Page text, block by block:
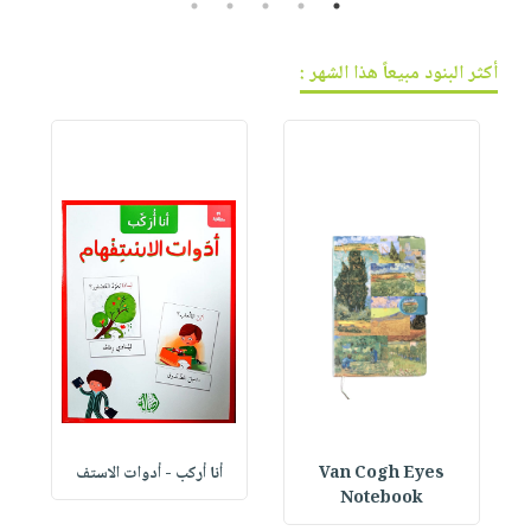
أكثر البنود مبيعاً هذا الشهر :
Van Cogh Eyes
Notebook
أنا أركب - أدوات الاستف